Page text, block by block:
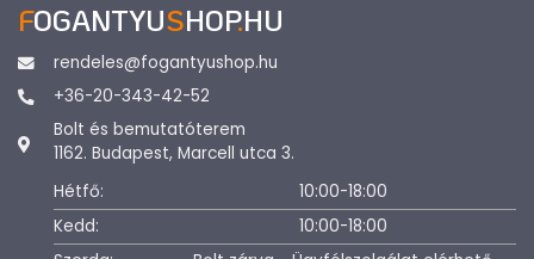
FOGANTYUSHOP.HU
rendeles@fogantyushop.hu
+36-20-343-42-52
Bolt és bemutatóterem
1162. Budapest, Marcell utca 3.
Hétfő:
10:00-18:00
Kedd:
10:00-18:00